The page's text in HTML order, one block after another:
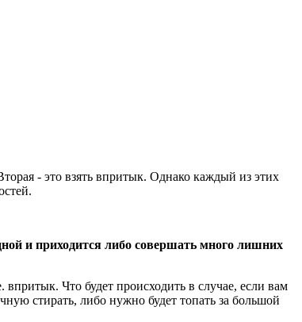
- это взять впритык. Однако каждый из этих
и приходится либо совершать много лишних
Что будет происходить в случае, если вам
стирать, либо нужно будет топать за большой